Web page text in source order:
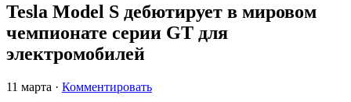
Tesla Model S дебютирует в мировом
чемпионате серии GT для
электромобилей
11 марта · Комментировать